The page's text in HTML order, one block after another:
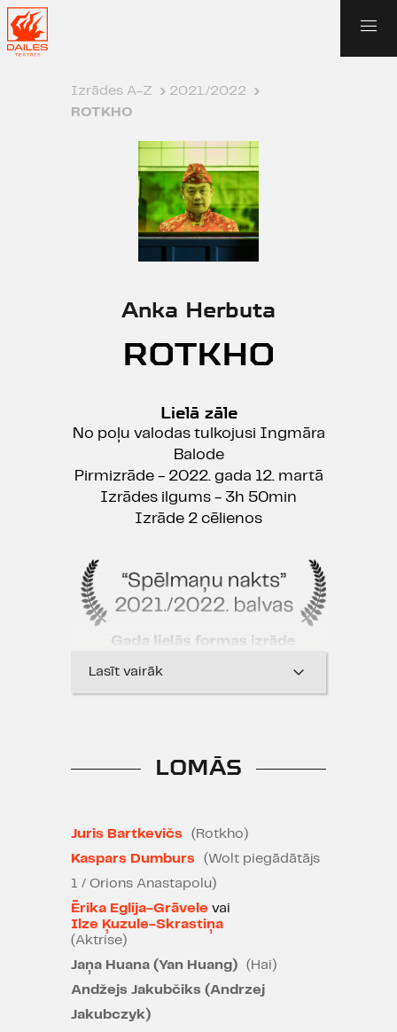
Izrādes A-Z › 2021./2022
›
ROTKHO
Anka Herbuta
ROTKHO
Lielā zāle
No poļu valodas tulkojusi Ingmāra
Balode
Pirmizrāde - 2022. gada 12. martā
Izrādes ilgums - 3h 50min
Izrāde 2 cēlienos
neskaitāmu perspektīvas slāņu
redzējuši neko tādu kā ROTKHO"
4/5
Maryam Philpott, “The Reviews
"ROTKHO ir jauna veida pieredze, jo
diez vai tik totālu audiovizuālu
Lasīt vairāk
LOMĀS
Juris Bartkevičs
(Rotkho)
Kaspars Dumburs
(Wolt piegādātājs
1 / Orions Anastapolu)
Ērika Eglija-Grāvele vai
Ilze Ķuzule-Skrastiņa
(Aktrise)
Jaņa Huana (Yan Huang)
(Hai)
Andžejs Jakubčiks (Andrzej
Jakubczyk)